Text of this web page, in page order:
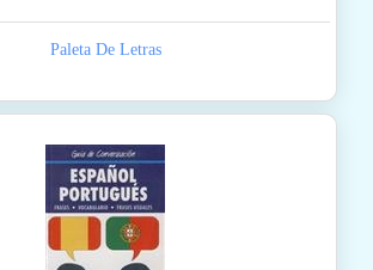
Paleta De Letras